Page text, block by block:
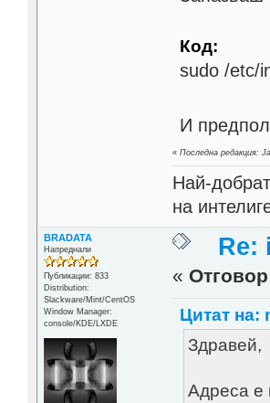
Код:
sudo /etc/
И
«Последна редакция:
Най-
на
BRADATA
Напреднали
Публикации: 833
Distribution:
Slackware/Mint/CentOS
Window Manager:
console/KDE/LXDE
Re:
«
Цитат на:
Здравей,
Адреса е